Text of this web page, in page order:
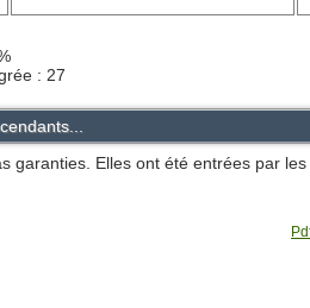
: 27
garanties. Elles ont été entrées par